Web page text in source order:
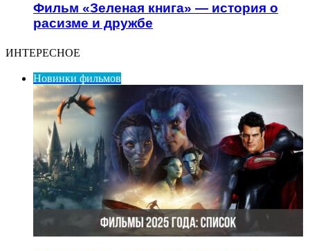
Фильм «Зеленая книга» — история о
расизме и дружбе
ИНТЕРЕСНОЕ
Новинки фильмов